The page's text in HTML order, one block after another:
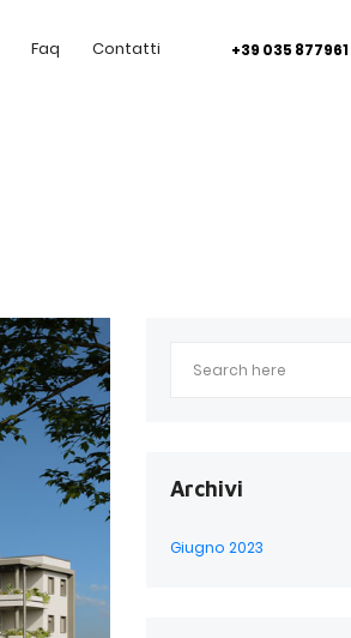
Faq Contatti +39 035 877961
Archivi
Giugno 2023